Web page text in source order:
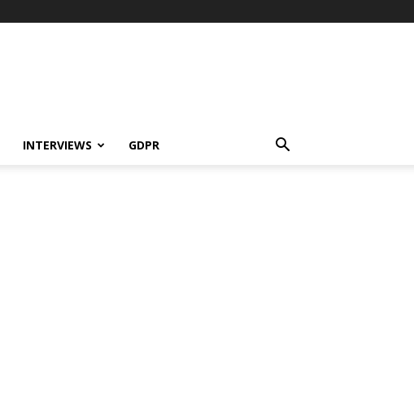
INTERVIEWS GDPR